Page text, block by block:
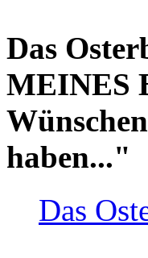
Das
MEINES
haben..."
Das